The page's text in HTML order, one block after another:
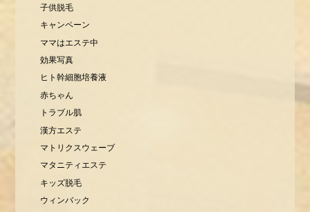
子供脱毛
キャンペーン
ママはエステ中
効果写真
ヒト幹細胞培養液
赤ちゃん
トラブル肌
漢方エステ
マトリクスウェーブ
マタニティエステ
キッズ脱毛
ウィンバック